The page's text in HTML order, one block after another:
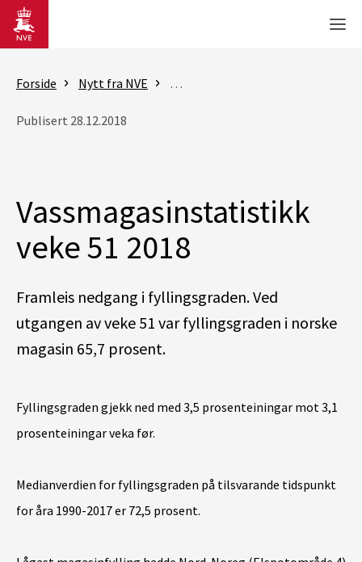
Gå til hovedinnhold
Forside Nytt fra NVE Rapporter - vassmagasinstatistikk
Publisert 28.12.2018
Vassmagasinstatistikk
veke 51 2018
Framleis nedgang i fyllingsgraden. Ved
utgangen av veke 51 var fyllingsgraden i norske
magasin 65,7 prosent.
Fyllingsgraden gjekk ned med 3,5 prosenteiningar mot 3,1
prosenteiningar veka før.
Medianverdien for fyllingsgraden på tilsvarande tidspunkt
for åra 1990-2017 er 72,5 prosent.